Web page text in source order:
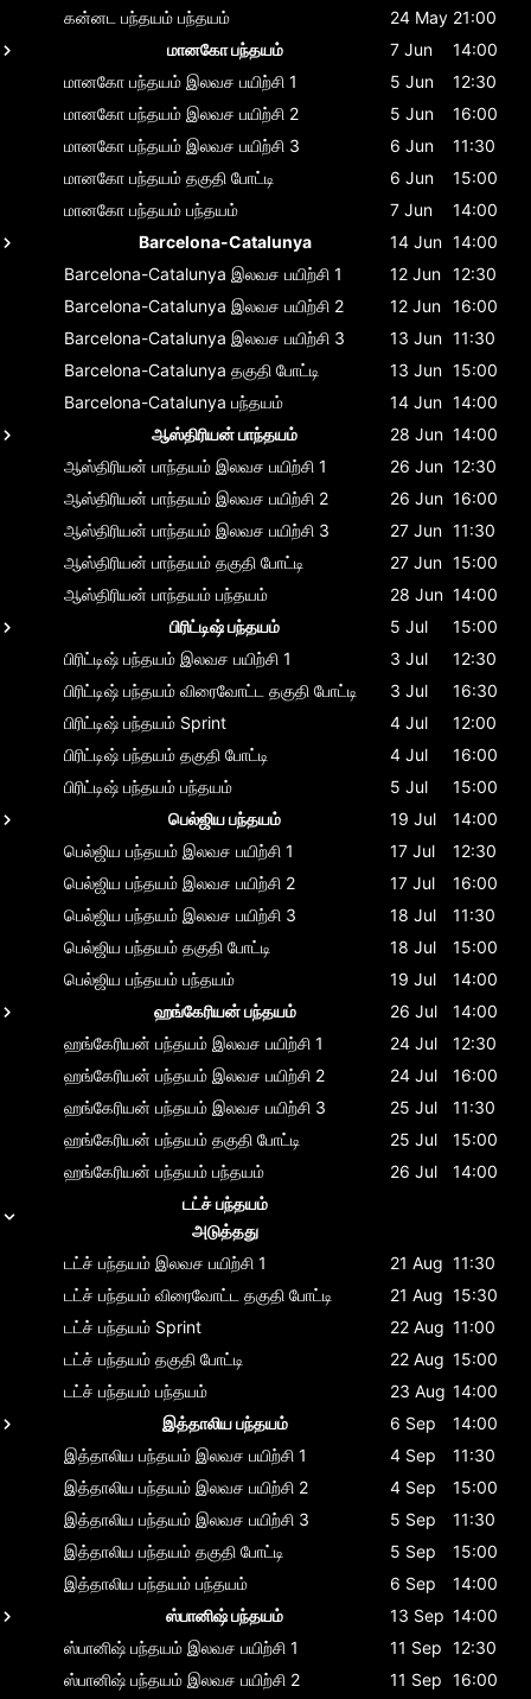
கன்னட பந்தயம் பந்தயம் 24 May 21:00
மானகோ பந்தயம்
7 Jun
14:00
மானகோ பந்தயம் இலவச பயிற்சி 1 5 Jun
12:30
மானகோ பந்தயம் இலவச பயிற்சி 2 5 Jun
16:00
மானகோ பந்தயம் இலவச பயிற்சி 3 6 Jun
11:30
மானகோ பந்தயம் தகுதி போட்டி 6 Jun
15:00
மானகோ பந்தயம் பந்தயம் 7 Jun
14:00
Barcelona-Catalunya
14 Jun 14:00
Barcelona-Catalunya இலவச பயிற்சி 1 12 Jun 12:30
Barcelona-Catalunya இலவச பயிற்சி 2 12 Jun 16:00
Barcelona-Catalunya இலவச பயிற்சி 3 13 Jun 11:30
Barcelona-Catalunya தகுதி போட்டி 13 Jun 15:00
Barcelona-Catalunya பந்தயம் 14 Jun 14:00
ஆஸ்திரியன் பாந்தயம்
28 Jun 14:00
ஆஸ்திரியன் பாந்தயம் இலவச பயிற்சி 1 26 Jun 12:30
ஆஸ்திரியன் பாந்தயம் இலவச பயிற்சி 2 26 Jun 16:00
ஆஸ்திரியன் பாந்தயம் இலவச பயிற்சி 3 27 Jun 11:30
ஆஸ்திரியன் பாந்தயம் தகுதி போட்டி 27 Jun 15:00
ஆஸ்திரியன் பாந்தயம் பந்தயம் 28 Jun 14:00
பிரிட்டிஷ் பந்தயம்
5 Jul
15:00
பிரிட்டிஷ் பந்தயம் இலவச பயிற்சி 1 3 Jul
12:30
பிரிட்டிஷ் பந்தயம் விரைவோட்ட தகுதி போட்டி 3 Jul
16:30
பிரிட்டிஷ் பந்தயம் Sprint 4 Jul
12:00
பிரிட்டிஷ் பந்தயம் தகுதி போட்டி 4 Jul
16:00
பிரிட்டிஷ் பந்தயம் பந்தயம் 5 Jul
15:00
பெல்ஜிய பந்தயம்
19 Jul
14:00
பெல்ஜிய பந்தயம் இலவச பயிற்சி 1 17 Jul
12:30
பெல்ஜிய பந்தயம் இலவச பயிற்சி 2 17 Jul
16:00
பெல்ஜிய பந்தயம் இலவச பயிற்சி 3 18 Jul
11:30
பெல்ஜிய பந்தயம் தகுதி போட்டி 18 Jul
15:00
பெல்ஜிய பந்தயம் பந்தயம் 19 Jul
14:00
ஹங்கேரியன் பந்தயம்
26 Jul
14:00
ஹங்கேரியன் பந்தயம் இலவச பயிற்சி 1 24 Jul
12:30
ஹங்கேரியன் பந்தயம் இலவச பயிற்சி 2 24 Jul
16:00
ஹங்கேரியன் பந்தயம் இலவச பயிற்சி 3 25 Jul
11:30
ஹங்கேரியன் பந்தயம் தகுதி போட்டி 25 Jul
15:00
ஹங்கேரியன் பந்தயம் பந்தயம் 26 Jul
14:00
டட்ச் பந்தயம்
அடுத்தது
டட்ச் பந்தயம் இலவச பயிற்சி 1 21 Aug 11:30
டட்ச் பந்தயம் விரைவோட்ட தகுதி போட்டி 21 Aug 15:30
டட்ச் பந்தயம் Sprint 22 Aug 11:00
டட்ச் பந்தயம் தகுதி போட்டி 22 Aug 15:00
டட்ச் பந்தயம் பந்தயம் 23 Aug 14:00
இத்தாலிய பந்தயம்
6 Sep
14:00
இத்தாலிய பந்தயம் இலவச பயிற்சி 1 4 Sep
11:30
இத்தாலிய பந்தயம் இலவச பயிற்சி 2 4 Sep
15:00
இத்தாலிய பந்தயம் இலவச பயிற்சி 3 5 Sep
11:30
இத்தாலிய பந்தயம் தகுதி போட்டி 5 Sep
15:00
இத்தாலிய பந்தயம் பந்தயம் 6 Sep
14:00
ஸ்பானிஷ் பந்தயம்
13 Sep 14:00
ஸ்பானிஷ் பந்தயம் இலவச பயிற்சி 1 11 Sep 12:30
ஸ்பானிஷ் பந்தயம் இலவச பயிற்சி 2 11 Sep 16:00